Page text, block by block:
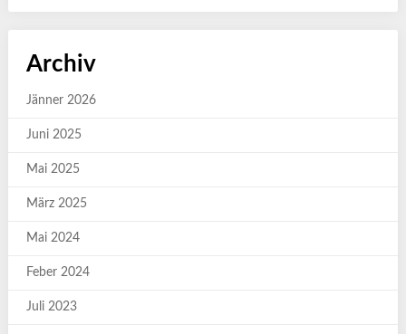
Archiv
Jänner 2026
Juni 2025
Mai 2025
März 2025
Mai 2024
Feber 2024
Juli 2023